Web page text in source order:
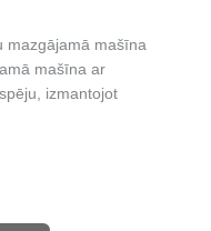
mazgājamā mašīna
mašīna ar
izmantojot